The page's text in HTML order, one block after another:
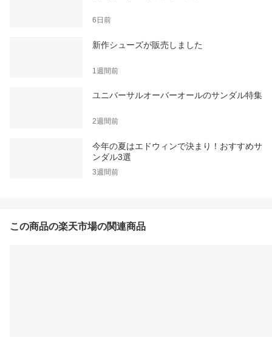
6日前
新作シューズが販売しました
1週間前
ユニバーサルオーバーオールのサンダル特集
2週間前
今年の夏はエドウィンで決まり！おすすめサ
ンダル3選
3週間前
この商品の楽天市場の関連商品